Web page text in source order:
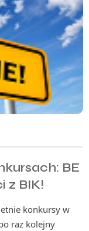
BE
z BIK!
konkursy w
raz kolejny